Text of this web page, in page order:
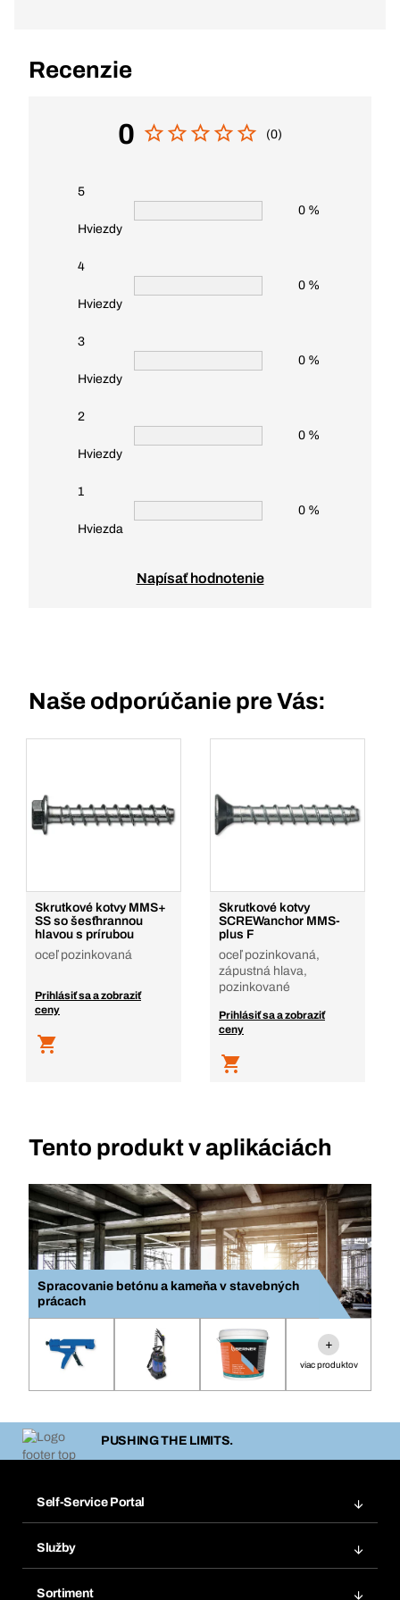
Recenzie
0 (0)
5
Hviezdy
0 %
4
Hviezdy
0 %
3
Hviezdy
0 %
2
Hviezdy
0 %
1
Hviezda
0 %
Napísať hodnotenie
Naše odporúčanie pre Vás:
Skrutkové kotvy MMS+
SS so šesťhrannou
hlavou s prírubou
oceľ pozinkovaná
Prihlásiť sa a zobraziť
ceny
Skrutkové kotvy
SCREWanchor MMS-
plus F
oceľ pozinkovaná,
zápustná hlava,
pozinkované
Prihlásiť sa a zobraziť
ceny
Tento produkt v aplikáciách
Spracovanie betónu a kameňa v stavebných
prácach
+
viac produktov
PUSHING THE LIMITS.
Self-Service Portal
Obľúbené
Služby
Sortiment